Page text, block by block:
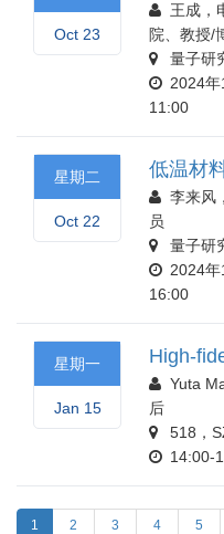
Oct 23
王成，
院、教授/
量子研
2024
11:00
星期二
Oct 22
低温材
李来风
员
量子研
2024
16:00
星期一
Jan 15
High-
Yuta
后
518，
14:00-
1 2 3 4 5